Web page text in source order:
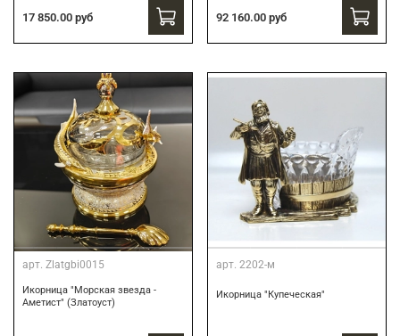
17 850.00 руб 92 160.00 руб
арт. Zlatgbi0015
Икорница "Морская звезда -
Аметист" (Златоуст)
арт. 2202-м
Икорница "Купеческая"